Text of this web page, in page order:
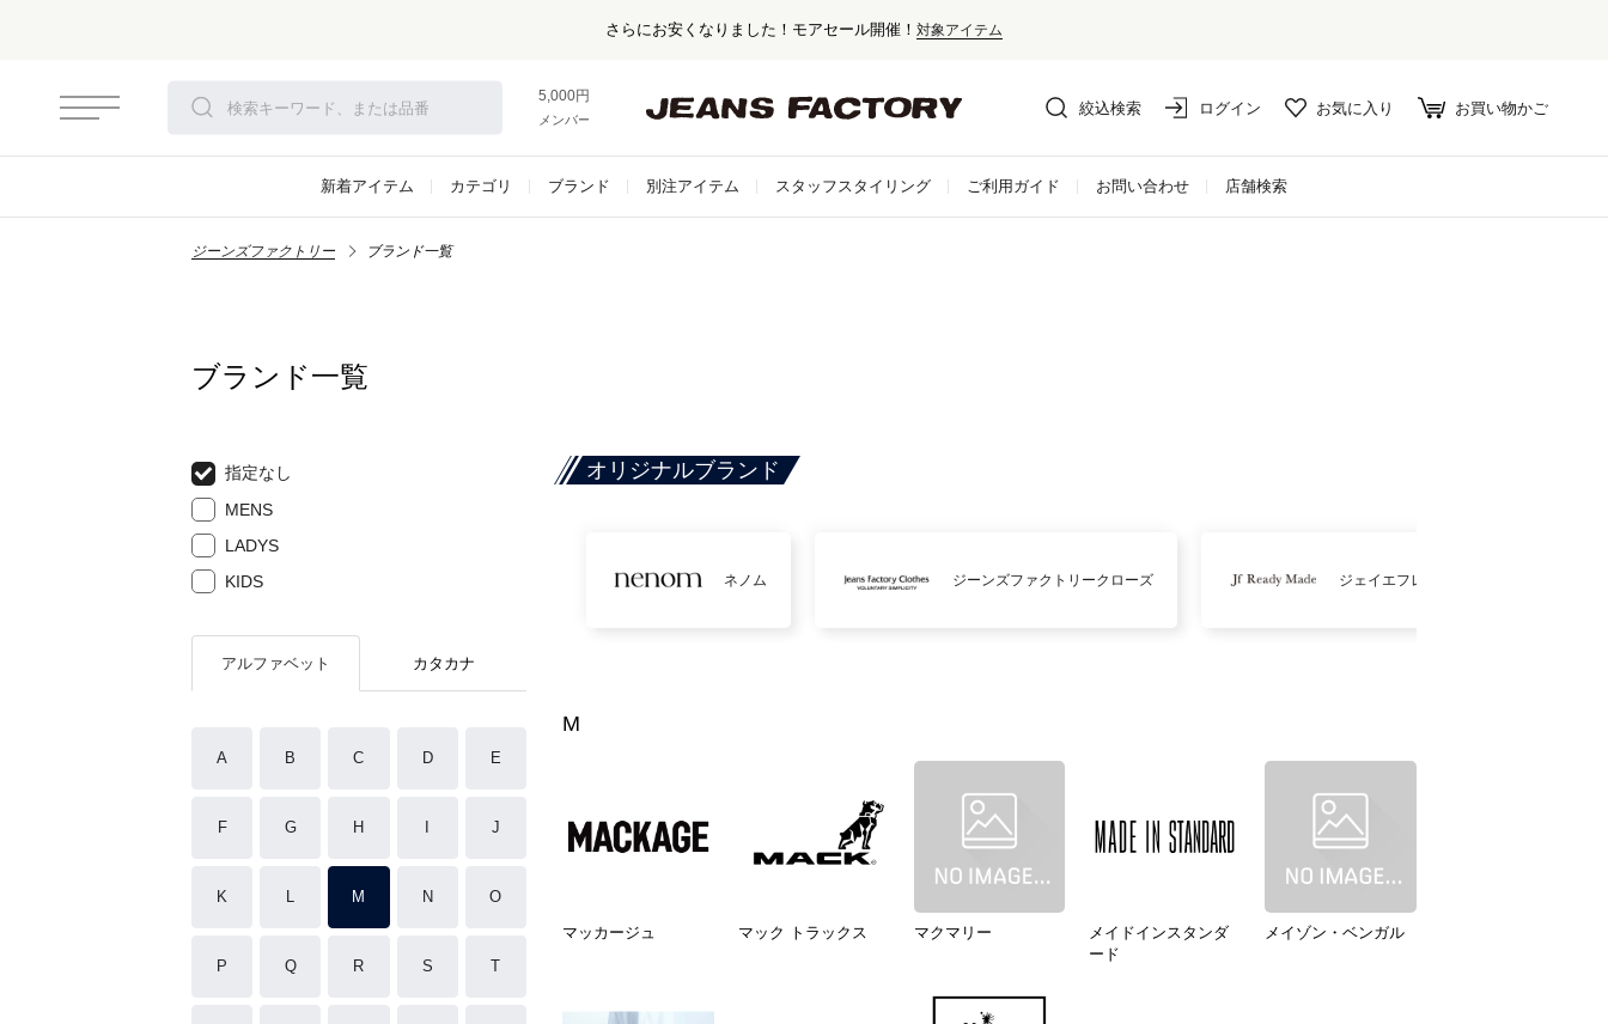
5,000円以上お買い上げで送料無料！
メンバー登録でお得な情報をゲット。さらに詳しく
絞込検索 ログイン お気に入り お買い物かご
新着アイテム カテゴリ ブランド 別注アイテム スタッフスタイリング ご利用ガイド お問い合わせ 店舗検索
ジーンズファクトリー ブランド一覧
ブランド一覧
指定なし
MENS
LADYS
KIDS
アルファベット カタカナ
A B C D E
F G H J
K L M N O
P Q R S T
オリジナルブランド
ネノム ジーンズファクトリークローズ ジェイエフレディメイド
M
マッカージュ マック トラックス マクマリー
メイドインスタンダ
ード
メイゾン・ベンガル